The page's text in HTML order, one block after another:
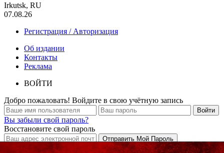
Irkutsk, RU
07.08.26
Регистрация / Авторизация
Об издании
Контакты
Реклама
ВОЙТИ
Добро пожаловать! Войдите в свою учётную запись
Вы забыли свой пароль?
Восстановите свой пароль
Кто есть кто в Байкальском регионе